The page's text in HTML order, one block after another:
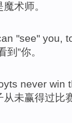
术师。
"see" you,
到”你。
never win
从未赢得过比